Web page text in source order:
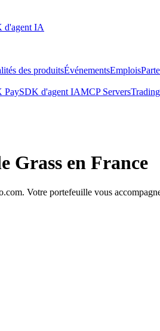
d'agent IA
des produitsÉvénementsEmplois
PaySDK d'agent IAMCP Servers
Grass en France
Votre portefeuille vous